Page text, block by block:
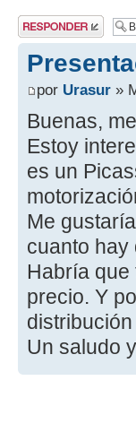
Publicar una
respuesta
por Urasur »
Buenas,
Estoy
es un
Me
cuanto hay
Habría
precio. Y
Un saludo